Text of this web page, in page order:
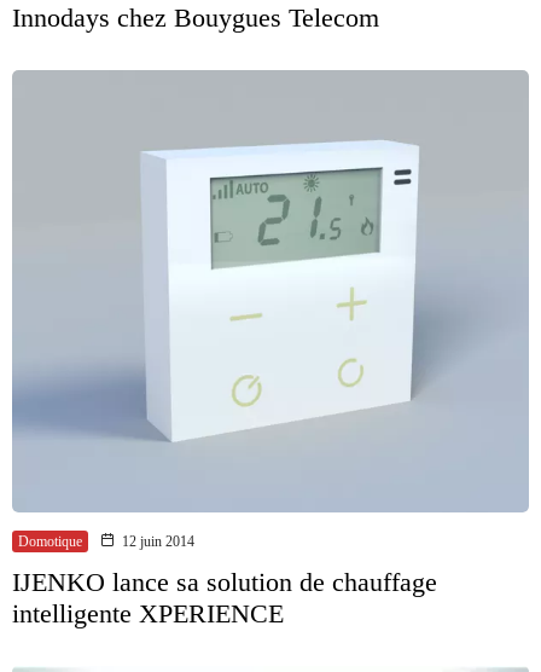
Innodays chez Bouygues Telecom
Domotique 12 juin 2014
IJENKO lance sa solution de chauffage
intelligente XPERIENCE